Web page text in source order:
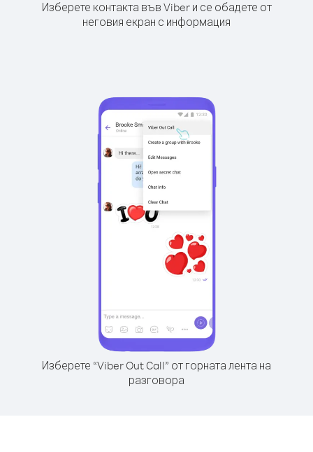
Изберете контакта във Viber и се обадете от
неговия екран с информация
Изберете “Viber Out Call” от горната лента на
разговора